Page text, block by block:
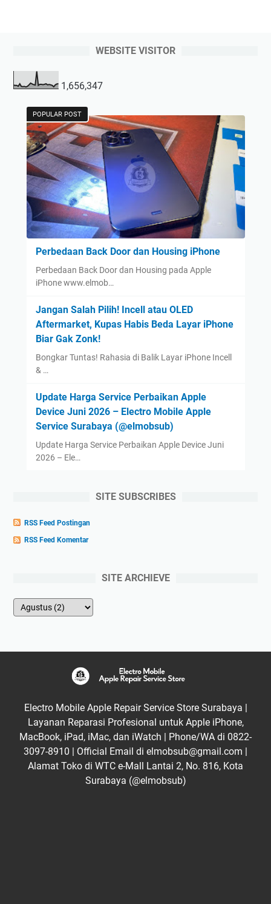
WEBSITE VISITOR
1,656,347
POPULAR POST
Perbedaan Back Door dan Housing iPhone
Perbedaan Back Door dan Housing pada Apple
iPhone www.elmob…
Jangan Salah Pilih! Incell atau OLED
Aftermarket, Kupas Habis Beda Layar iPhone
Biar Gak Zonk!
Bongkar Tuntas! Rahasia di Balik Layar iPhone Incell
& …
Update Harga Service Perbaikan Apple
Device Juni 2026 – Electro Mobile Apple
Service Surabaya (@elmobsub)
Update Harga Service Perbaikan Apple Device Juni
2026 – Ele…
SITE SUBSCRIBES
RSS Feed Postingan
RSS Feed Komentar
SITE ARCHIEVE
Electro Mobile Apple Repair Service Store Surabaya |
Layanan Reparasi Profesional untuk Apple iPhone,
MacBook, iPad, iMac, dan iWatch | Phone/WA di 0822-
3097-8910 | Official Email di elmobsub@gmail.com |
Alamat Toko di WTC e-Mall Lantai 2, No. 816, Kota
Surabaya (@elmobsub)